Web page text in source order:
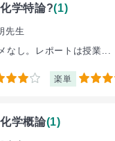
学特論?(1)
先生
なし。レポートは授業...
楽単 4
学概論(1)